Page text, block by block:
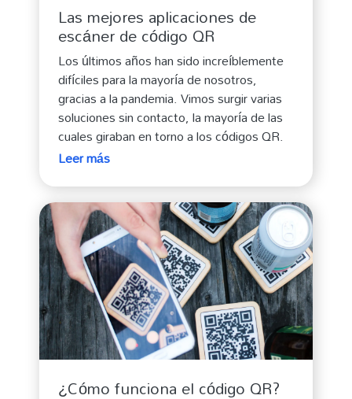
Las mejores aplicaciones de
escáner de código QR
Los últimos años han sido increíblemente
difíciles para la mayoría de nosotros,
gracias a la pandemia. Vimos surgir varias
soluciones sin contacto, la mayoría de las
cuales giraban en torno a los códigos QR.
Leer más
¿Cómo funciona el código QR?